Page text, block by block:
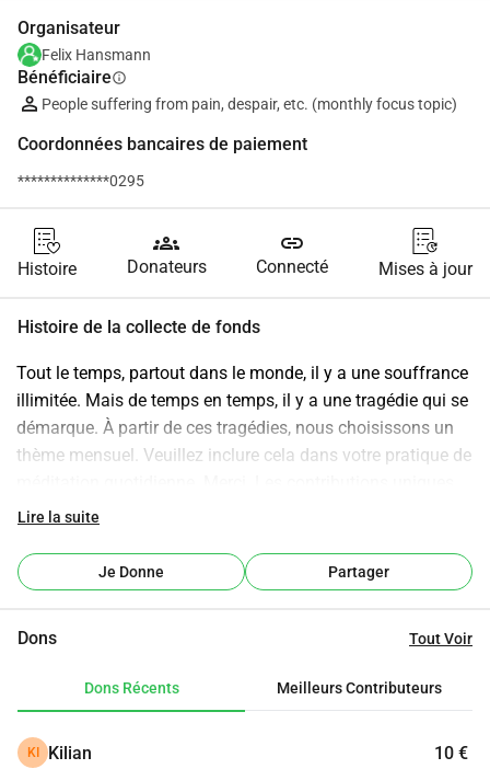
Organisateur
Felix Hansmann
Bénéficiaireinfo
People suffering from pain, despair, etc. (monthly focus topic)
Coordonnées bancaires de paiement
**************0295
Histoire
groups
Donateurs
link
Connecté Mises à jour
Histoire de la collecte de fonds
Tout le temps, partout dans le monde, il y a une souffrance
illimitée. Mais de temps en temps, il y a une tragédie qui se
démarque. À partir de ces tragédies, nous choisissons un
thème mensuel. Veuillez inclure cela dans votre pratique de
faites dans le mois respectif seront utilisées pour soutenir
Lire la suite
Je Donne Partager
Dons Tout Voir
Dons Récents Meilleurs Contributeurs
KI Kilian 10 €